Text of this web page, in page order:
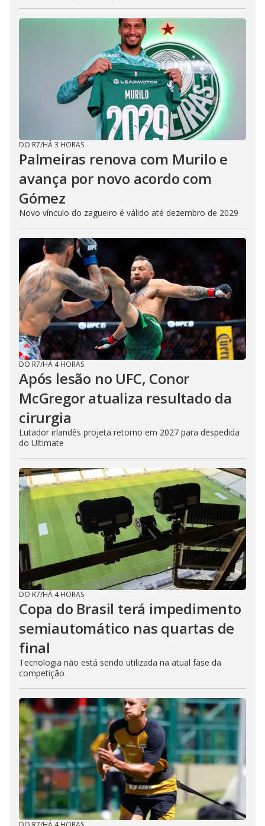
DO R7/HÁ 3 HORAS
Palmeiras renova com Murilo e
avança por novo acordo com
Gómez
Novo vínculo do zagueiro é válido até dezembro de 2029
DO R7/HÁ 4 HORAS
Após lesão no UFC, Conor
McGregor atualiza resultado da
cirurgia
Lutador irlandês projeta retorno em 2027 para despedida
do Ultimate
DO R7/HÁ 4 HORAS
Copa do Brasil terá impedimento
semiautomático nas quartas de
final
Tecnologia não está sendo utilizada na atual fase da
competição